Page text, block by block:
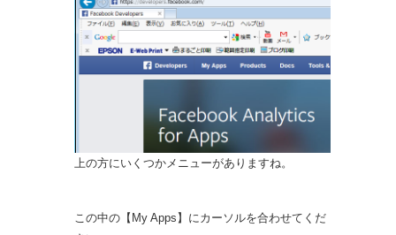
上の方にいくつかメニューがありますね。
この中の【My Apps】にカーソルを合わせてくだ